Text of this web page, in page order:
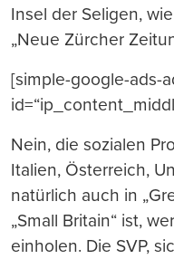
Insel der Seligen,
„Neue Zürcher
[simple-google-ads-
Nein, die sozialen
Italien, Österreich,
natürlich auch in
„Small Britain“ ist,
einholen. Die SVP,